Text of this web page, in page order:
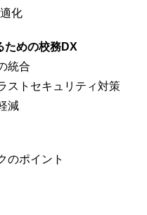
化
ための校務DX
統合
ストセキュリティ対策
減
のポイント